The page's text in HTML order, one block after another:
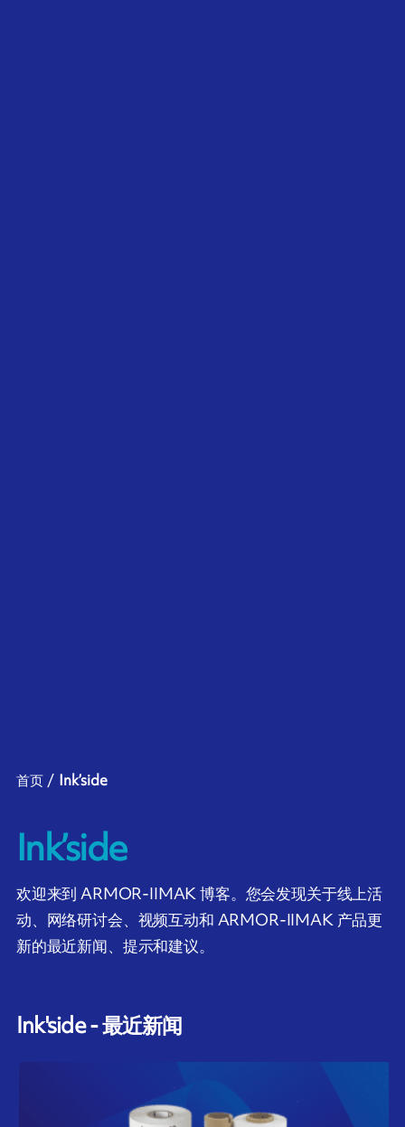
首页 Ink’side
Ink’side
欢迎来到 ARMOR-IIMAK 博客。您会发现关于线上活
动、网络研讨会、视频互动和 ARMOR-IIMAK 产品更
新的最近新闻、提示和建议。
Ink'side - 最近新闻